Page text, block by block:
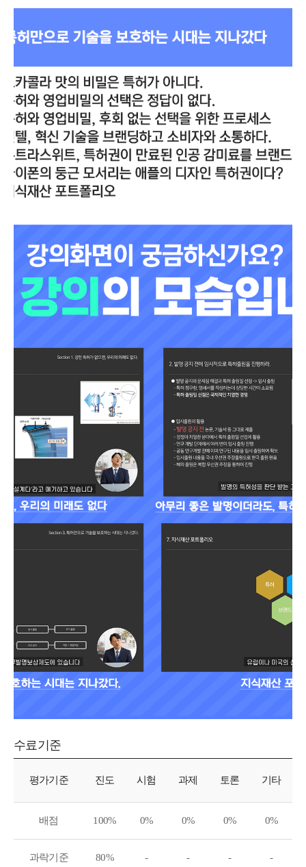
수료기준
수료기준
평가기준
진도 시험 과제 토론 기타
배점 100% 0% 0% 0% 0%
과락기준 80% - - - -